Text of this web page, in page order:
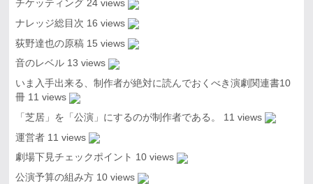
チケッティング 24 views
ナレッジ総目次 16 views
荻野達也の原稿 15 views
音のレベル 13 views
いま入手出来る、制作者が絶対に読んでおくべき演劇関連書10
冊 11 views
「芝居」を「公演」にするのが制作者である。
11 views
運営者 11 views
劇場下見チェックポイント 10 views
公演予算の組み方 10 views